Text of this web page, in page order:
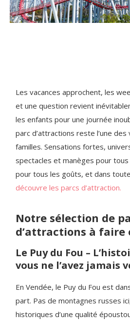
Les vacances approchent, les
et une question revient
les enfants pour une journée
parc d’attractions reste l’une
familles. Sensations fortes,
spectacles et manèges pour
pour tous les goûts, et dans
découvre les parcs d’attraction.
Notre sélection de
d’attractions à
Le Puy du Fou –
vous ne l’avez jamais
En Vendée, le Puy du Fou est
part. Pas de montagnes russes
historiques d’une qualité